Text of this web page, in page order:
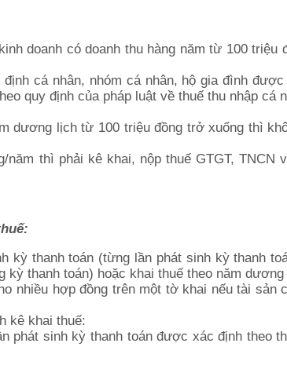
doanh có doanh thu hàng năm từ 100 triệu
cá nhân, nhóm cá nhân, hộ gia đình
quy định của pháp luật về thuế thu nhập cá
dương lịch từ 100 triệu đồng trở xuống thì
thì phải kê khai, nộp thuế GTGT, TNCN
kỳ thanh toán (từng lần phát sinh kỳ thanh
thanh toán) hoặc khai thuế theo năm dương
nhiều hợp đồng trên một tờ khai nếu tài sản
kê khai thuế:
phát sinh kỳ thanh toán được xác định theo